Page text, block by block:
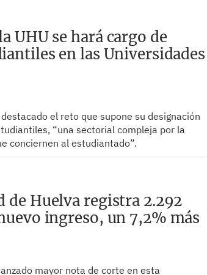
UHU se hará cargo de
en las Universidades
el reto que supone su designación
“una sectorial compleja por la
conciernen al estudiantado”.
de Huelva registra 2.292
ingreso, un 7,2% más
mayor nota de corte en esta